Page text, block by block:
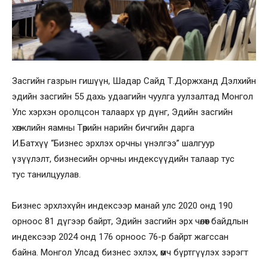
Засгийн газрын гишүүн, Шадар Сайд Т.Доржханд Дэлхийн
эдийн засгийн 55 дахь удаагийн чуулга уулзалтад Монгол
Улс хэрхэн оролцсон талаарх үр дүнг, Эдийн засгийн
хөгжлийн яамны Төрийн нарийн бичгийн дарга
И.Батхүү “Бизнес эрхлэх орчны үнэлгээ” шалгуур
үзүүлэлт, бизнесийн орчны индексүүдийн талаар тус
тус танилцуулав.
Бизнес эрхлэхүйн индексээр манай улс 2020 онд 190
орноос 81 дүгээр байрт, Эдийн засгийн эрх чөлөөт байдлын
индексээр 2024 онд 176 орноос 76-р байрт жагссан
байна. Монгол Улсад бизнес эхлэх, өмч бүртгүүлэх зэрэгт